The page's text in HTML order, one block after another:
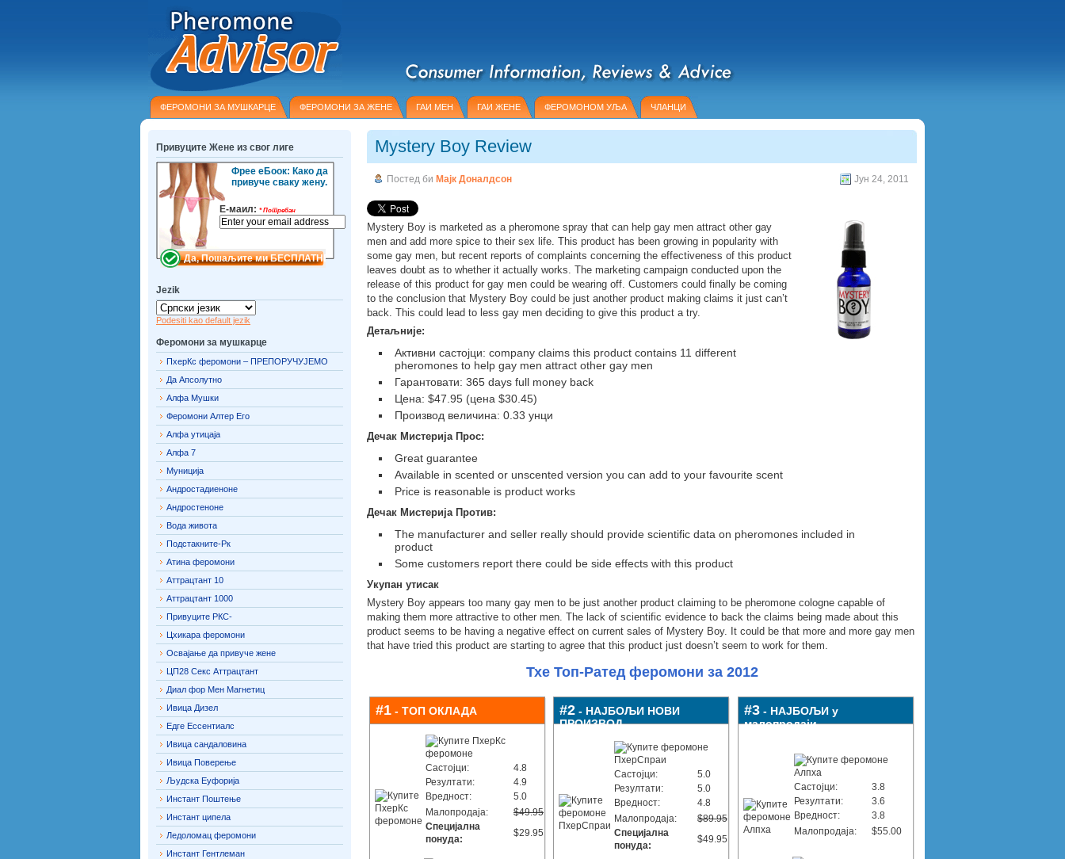
ФЕРОМОНИ ЗА МУШКАРЦЕ ФЕРОМОНИ ЗА ЖЕНЕ ГАИ МЕН ГАИ ЖЕНЕ ФЕРОМОНОМ УЉА ЧЛАНЦИ
Mystery Boy Review
Постед би Мајк Доналдсон Јун 24, 2011
Mystery Boy is marketed as a pheromone spray that can help gay men attract other gay
men and add more spice to their sex life. This product has been growing in popularity with
some gay men, but recent reports of complaints concerning the effectiveness of this product
leaves doubt as to whether it actually works. The marketing campaign conducted upon the
release of this product for gay men could be wearing off. Customers could finally be coming
to the conclusion that Mystery Boy could be just another product making claims it just can’t
back. This could lead to less gay men deciding to give this product a try.
Детаљније:
Активни састојци: company claims this product contains 11 different
pheromones to help gay men attract other gay men
Гарантовати: 365 days full money back
Цена: $47.95 (цена $30.45)
Производ величина: 0.33 унци
Дечак Мистерија Прос:
Great guarantee
Available in scented or unscented version you can add to your favourite scent
Price is reasonable is product works
Дечак Мистерија Против:
The manufacturer and seller really should provide scientific data on pheromones included in
product
Some customers report there could be side effects with this product
Укупан утисак
Mystery Boy appears too many gay men to be just another product claiming to be pheromone cologne capable of
making them more attractive to other men. The lack of scientific evidence to back the claims being made about this
product seems to be having a negative effect on current sales of Mystery Boy. It could be that more and more gay men
that have tried this product are starting to agree that this product just doesn’t seem to work for them.
Тхе Топ-Ратед феромони за 2012
#1 - ТОП ОКЛАДА
Састојци:
4.8
Резултати:
4.9
Вредност:
5.0
Малопродаја:
$49.95
Специјална
понуда:
$29.95
#2 - НАЈБОЉИ НОВИ
ПРОИЗВОД
Састојци:
5.0
Резултати:
5.0
Вредност:
4.8
Малопродаја:
$89.95
Специјална
понуда:
$49.95
#3 - НАЈБОЉИ у
малопродаји
Састојци:
3.8
Резултати:
3.6
Вредност:
3.8
Малопродаја:
$55.00
Привуците Жене из свог лиге
Фрее еБоок: Како да
привуче сваку жену.
Е-маил: *Потребан
Jezik
Podesiti kao default jezik
Феромони за мушкарце
ПхерКс феромони – ПРЕПОРУЧУЈЕМО
Да Апсолутно
Алфа Мушки
Феромони Алтер Его
Алфа утицаја
Алфа 7
Муниција
Андростадиеноне
Андростеноне
Вода живота
Подстакните-Рк
Атина феромони
Аттрацтант 10
Аттрацтант 1000
Привуците РКС-
Цхикара феромони
Освајање да привуче жене
ЦП28 Секс Аттрацтант
Диал фор Мен Магнетиц
Ивица Дизел
Едге Ессентиалс
Ивица сандаловина
Ивица Поверење
Људска Еуфорија
Инстант Поштење
Инстант ципела
Ледоломац феромони
Инстант Гентлеман